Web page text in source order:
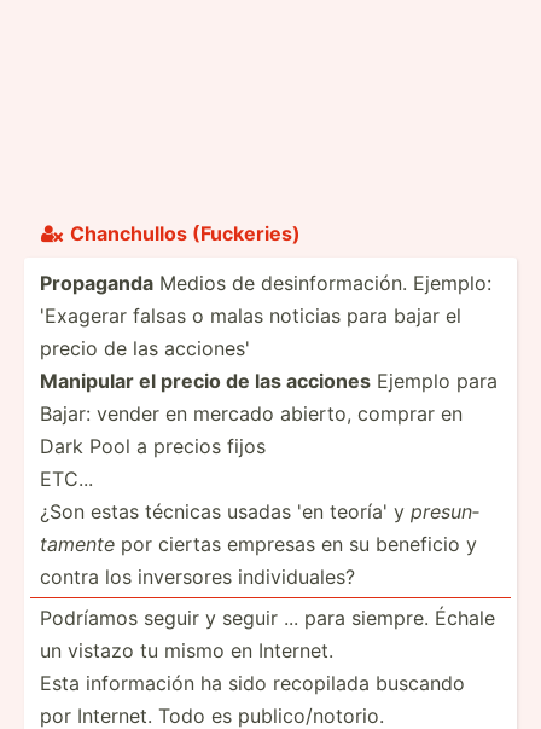
 Chanch­ullos (Fucke­ries)
Propaganda Medios de desinf­orm­ación. Ejemplo:
'Exagerar falsas o malas noticias para bajar el
precio de las acciones'
Manipular el precio de las acciones Ejemplo para
Bajar: vender en mercado abierto, comprar en
Dark Pool a precios fijos
ETC...
¿Son estas técnicas usadas 'en teoría' y presun­
tamente por ciertas empresas en su beneficio y
contra los inversores indivi­duales?
Podríamos seguir y seguir ... para siempre. Échale
un vistazo tu mismo en Internet.
Esta inform­ación ha sido recopilada buscando
por Internet. Todo es public­o/n­otorio.